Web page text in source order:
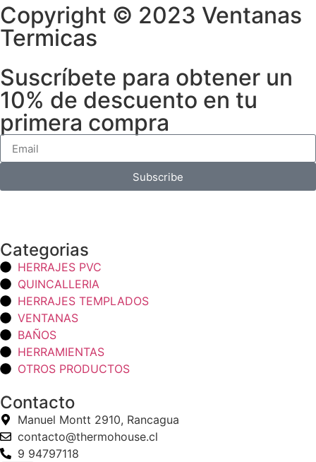
Copyright © 2023 Ventanas
Termicas
Suscríbete para obtener un
10% de descuento en tu
primera compra
Subscribe
Categorias
HERRAJES PVC
QUINCALLERIA
HERRAJES TEMPLADOS
VENTANAS
BAÑOS
HERRAMIENTAS
OTROS PRODUCTOS
Contacto
Manuel Montt 2910, Rancagua
contacto@thermohouse.cl
9 94797118